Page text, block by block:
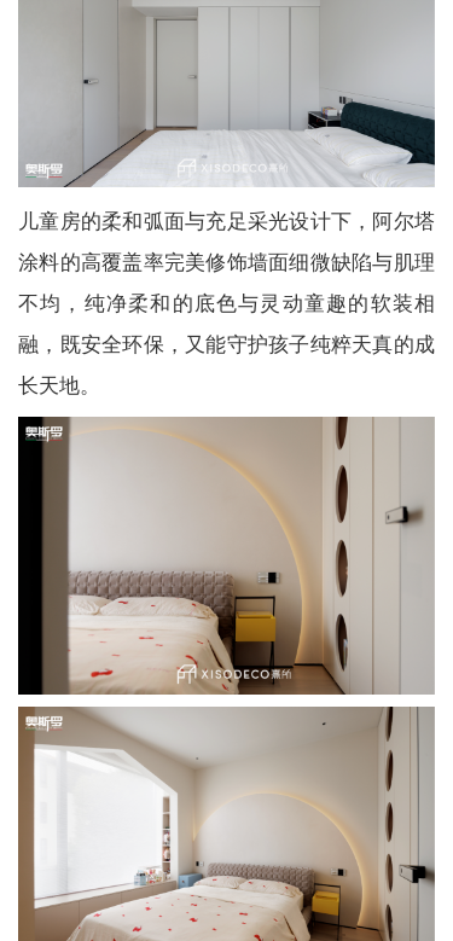
儿童房的柔和弧面与充足采光设计下，阿尔塔
涂料的高覆盖率完美修饰墙面细微缺陷与肌理
不均，纯净柔和的底色与灵动童趣的软装相
融，既安全环保，又能守护孩子纯粹天真的成
长天地。